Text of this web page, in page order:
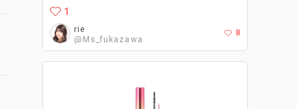
1
rie
@Ms_fukazawa
8